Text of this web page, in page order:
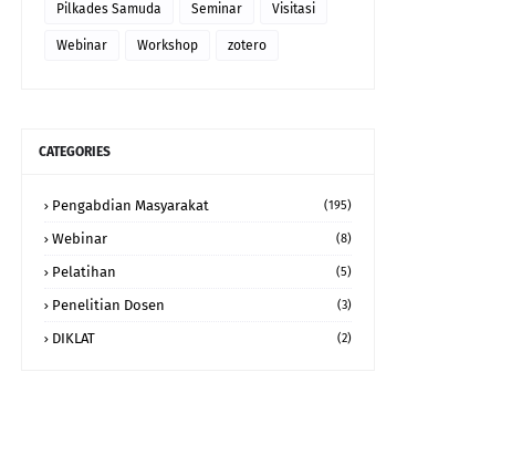
Pilkades Samuda Seminar Visitasi
Webinar Workshop zotero
CATEGORIES
Pengabdian Masyarakat (195)
Webinar (8)
Pelatihan (5)
Penelitian Dosen (3)
DIKLAT (2)